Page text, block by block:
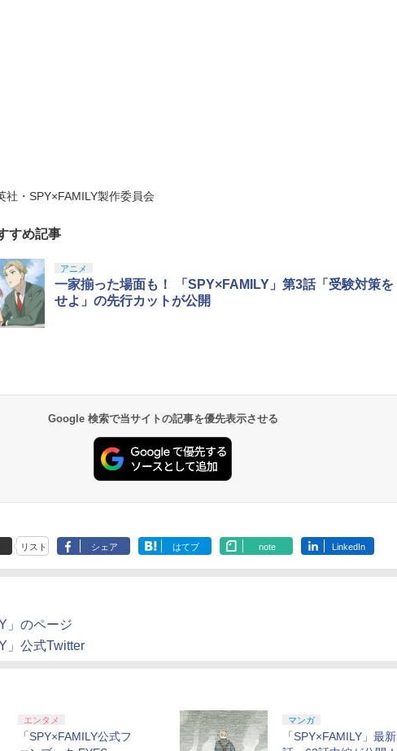
社・SPY×FAMILY製作委員会
すめ記事
アニメ
一家揃った場面も！ 「SPY×FAMILY」第3話「受験対策を
せよ」の先行カットが公開
Google 検索で当サイトの記事を優先表示させる
リスト シェア はてブ note LinkedIn
」のページ
」公式Twitter
エンタメ
「SPY×FAMILY公式フ
マンガ
「SPY×FAMILY」最新